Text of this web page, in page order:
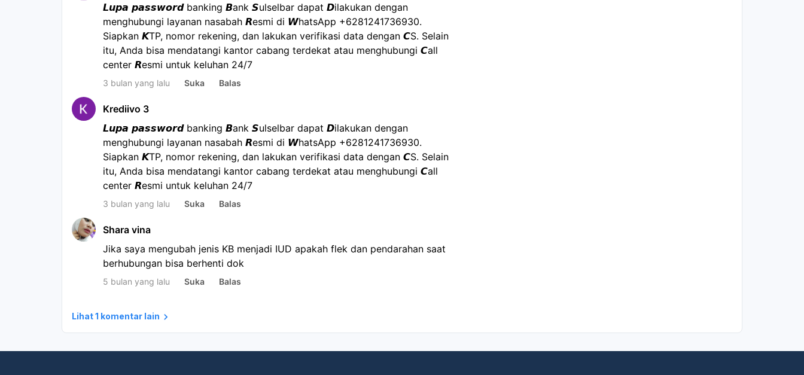
𝙇𝙪𝙥𝙖 𝙥𝙖𝙨𝙨𝙬𝙤𝙧𝙙 banking 𝘽ank 𝙎ulselbar dapat 𝘿ilakukan dengan
menghubungi layanan nasabah 𝙍esmi di 𝙒hatsApp +6281241736930.
Siapkan 𝙆TP, nomor rekening, dan lakukan verifikasi data dengan 𝘾S. Selain
itu, Anda bisa mendatangi kantor cabang terdekat atau menghubungi 𝘾all
center 𝙍esmi untuk keluhan 24/7
3 bulan yang lalu Suka Balas
Krediivo 3
𝙇𝙪𝙥𝙖 𝙥𝙖𝙨𝙨𝙬𝙤𝙧𝙙 banking 𝘽ank 𝙎ulselbar dapat 𝘿ilakukan dengan
menghubungi layanan nasabah 𝙍esmi di 𝙒hatsApp +6281241736930.
Siapkan 𝙆TP, nomor rekening, dan lakukan verifikasi data dengan 𝘾S. Selain
itu, Anda bisa mendatangi kantor cabang terdekat atau menghubungi 𝘾all
center 𝙍esmi untuk keluhan 24/7
3 bulan yang lalu Suka Balas
Shara vina
Jika saya mengubah jenis KB menjadi IUD apakah flek dan pendarahan saat
berhubungan bisa berhenti dok
5 bulan yang lalu Suka Balas
Lihat 1 komentar lain